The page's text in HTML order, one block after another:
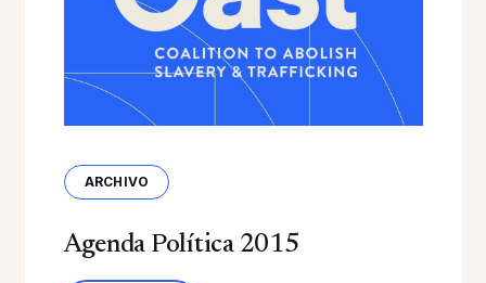
ARCHIVO
Agenda Política 2015